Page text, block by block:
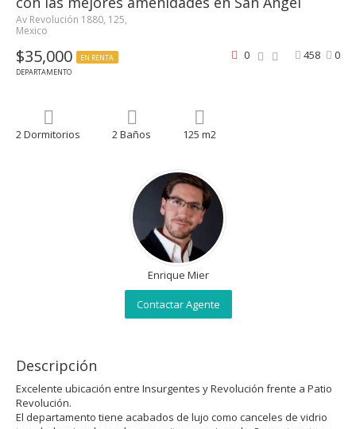
Av Revolución 1880, 125,
Mexico
$35,000
EN RENTA
DEPARTAMENTO
458 0
0
2 Dormitorios 2 Baños 125 m2
Enrique Mier
Contactar Agente
Descripción
Excelente ubicación entre Insurgentes y Revolución frente a Patio
Revolución.
El departamento tiene acabados de lujo como canceles de vidrio